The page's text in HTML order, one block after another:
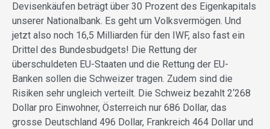
Devisenkäufen beträgt über 30 Prozent des Eigenkapitals
unserer Nationalbank. Es geht um Volksvermögen. Und
jetzt also noch 16,5 Milliarden für den IWF, also fast ein
Drittel des Bundesbudgets! Die Rettung der
überschuldeten EU-Staaten und die Rettung der EU-
Banken sollen die Schweizer tragen. Zudem sind die
Risiken sehr ungleich verteilt. Die Schweiz bezahlt 2‘268
Dollar pro Einwohner, Österreich nur 686 Dollar, das
grosse Deutschland 496 Dollar, Frankreich 464 Dollar und